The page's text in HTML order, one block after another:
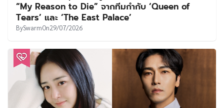
“My Reason to Die” จากทีมกำกับ ‘Queen of
Tears’ และ ‘The East Palace’
BySwarmOn29/07/2026